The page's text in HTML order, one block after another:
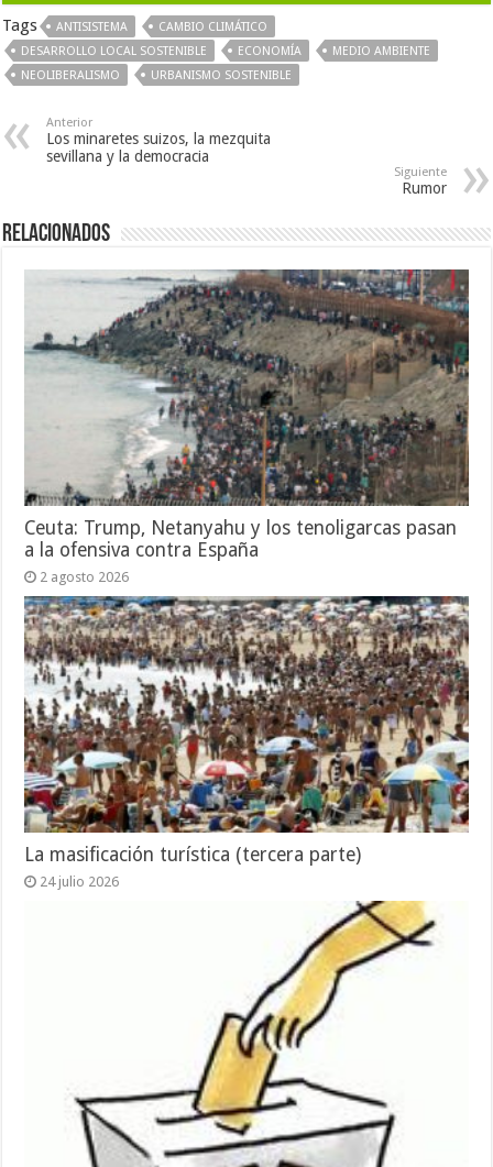
Tags ANTISISTEMA
CAMBIO CLIMÁTICO
DESARROLLO LOCAL SOSTENIBLE
ECONOMÍA
MEDIO AMBIENTE
NEOLIBERALISMO
URBANISMO SOSTENIBLE
Anterior
Los minaretes suizos, la mezquita
sevillana y la democracia
Siguiente
Rumor
Relacionados
Ceuta: Trump, Netanyahu y los tenoligarcas pasan
a la ofensiva contra España
2 agosto 2026
La masificación turística (tercera parte)
24 julio 2026